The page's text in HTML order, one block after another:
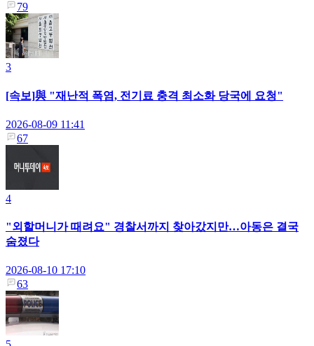
79
3
[속보]與 "재난적 폭염, 전기료 충격 최소화 당국에 요청"
2026-08-09 11:41
67
4
"외할머니가 때려요" 경찰서까지 찾아갔지만…아동은 결국
숨졌다
2026-08-10 17:10
63